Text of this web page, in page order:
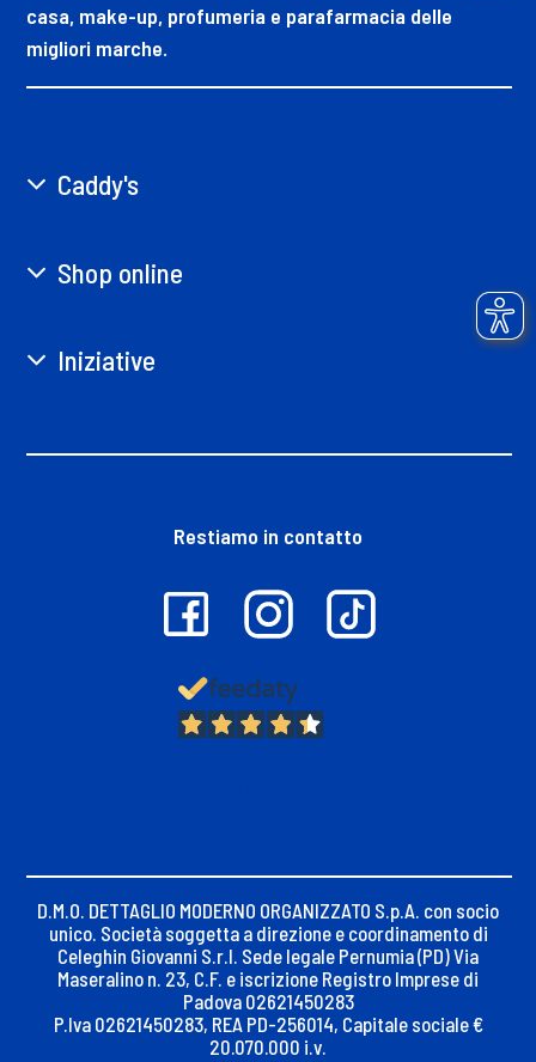
casa, make-up, profumeria e parafarmacia delle
migliori marche.
Caddy's
Shop online
Iniziative
Restiamo in contatto
D.M.O. DETTAGLIO MODERNO ORGANIZZATO S.p.A. con socio
unico. Società soggetta a direzione e coordinamento di
Celeghin Giovanni S.r.l. Sede legale Pernumia (PD) Via
Maseralino n. 23, C.F. e iscrizione Registro Imprese di
Padova 02621450283
P.Iva 02621450283, REA PD-256014, Capitale sociale €
20.070.000 i.v.